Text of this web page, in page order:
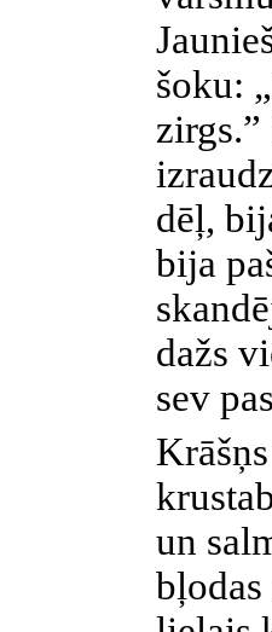
šoku:
dēļ,
bija
dažs
sev
un
bļodas